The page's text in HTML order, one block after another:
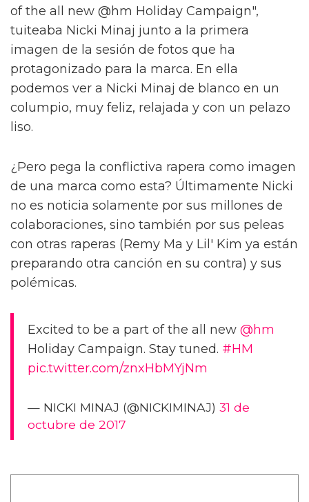
of the all new @hm Holiday Campaign",
tuiteaba Nicki Minaj junto a la primera
imagen de la sesión de fotos que ha
protagonizado para la marca. En ella
podemos ver a Nicki Minaj de blanco en un
columpio, muy feliz, relajada y con un pelazo
liso.
¿Pero pega la conflictiva rapera como imagen
de una marca como esta? Últimamente Nicki
no es noticia solamente por sus millones de
colaboraciones, sino también por sus peleas
con otras raperas (Remy Ma y Lil' Kim ya están
preparando otra canción en su contra) y sus
polémicas.
Excited to be a part of the all new @hm
Holiday Campaign. Stay tuned. #HM
pic.twitter.com/znxHbMYjNm
— NICKI MINAJ (@NICKIMINAJ) 31 de
octubre de 2017